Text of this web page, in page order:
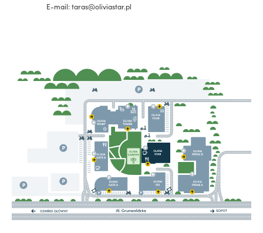
E-mail: taras@oliviastar.pl